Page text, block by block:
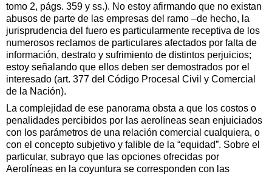
tomo 2, págs. 359 y ss.). No estoy afirmando que no existan
abusos de parte de las empresas del ramo –de hecho, la
jurisprudencia del fuero es particularmente receptiva de los
numerosos reclamos de particulares afectados por falta de
información, destrato y sufrimiento de distintos perjuicios;
estoy señalando que ellos deben ser demostrados por el
interesado (art. 377 del Código Procesal Civil y Comercial
de la Nación).
La complejidad de ese panorama obsta a que los costos o
penalidades percibidos por las aerolíneas sean enjuiciados
con los parámetros de una relación comercial cualquiera, o
con el concepto subjetivo y falible de la “equidad”. Sobre el
particular, subrayo que las opciones ofrecidas por
Aerolíneas en la coyuntura se corresponden con las